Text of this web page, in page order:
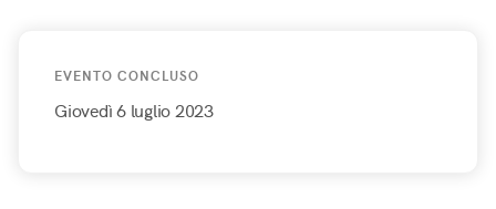
EVENTO CONCLUSO
Giovedì 6 luglio 2023